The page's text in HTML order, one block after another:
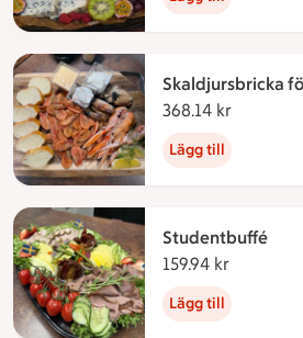
Skaldjursbricka
368.14 kr
Lägg till
Studentbuffé
159.94 kr
Lägg till